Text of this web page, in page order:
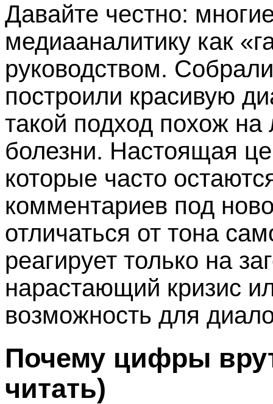
Давайте честно:
медиааналитику как
руководством.
построили красивую
такой подход похож
болезни. Настоящая
которые часто
комментариев под
отличаться от тона
реагирует только на
нарастающий кризис
возможность для
Почему цифры
читать)